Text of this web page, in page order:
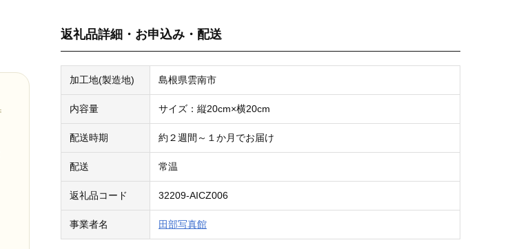
返礼品詳細・お申込み・配送
加工地(製造地) 島根県雲南市
内容量 サイズ：縦20cm×横20cm
配送時期 約２週間～１か月でお届け
配送 常温
返礼品コード 32209-AICZ006
事業者名 田部写真館